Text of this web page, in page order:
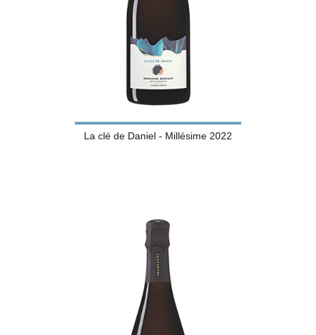
La clé de Daniel - Millésime 2022